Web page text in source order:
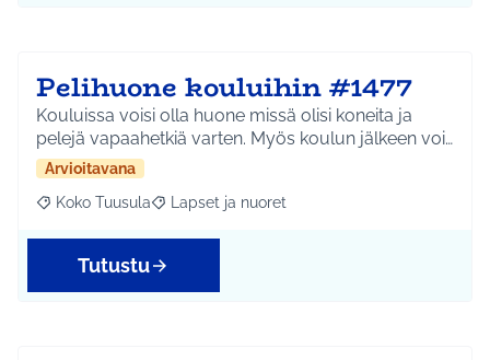
Pelihuone kouluihin #1477
Kouluissa voisi olla huone missä olisi koneita ja
pelejä vapaahetkiä varten. Myös koulun jälkeen voi…
Arvioitavana
Rajaa tulokset aihepiirin mukaan: Koko Tuusula
Koko Tuusula Rajaa tulokset teeman mukaan: Lapset ja
Lapset ja nuoret
Tutustu